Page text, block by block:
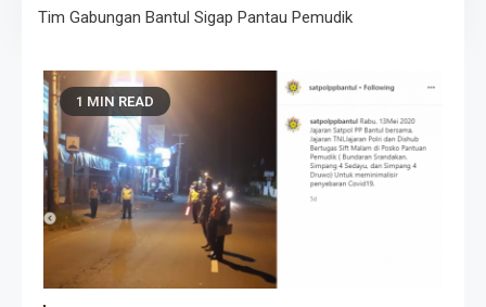
Tim Gabungan Bantul Sigap Pantau Pemudik
1 MIN READ